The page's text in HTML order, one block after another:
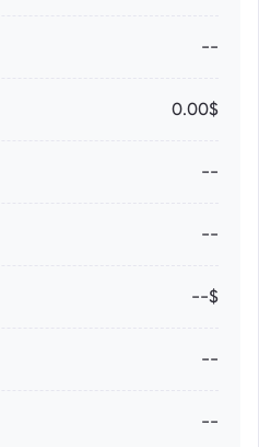
--
0.00$
--
--
--$
--
--